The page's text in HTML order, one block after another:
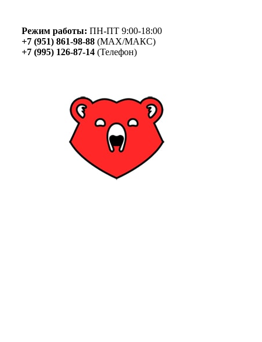
contentРежим работы: ПН-ПТ 9:00-18:00
+7 (951) 861-98-88(MAX/МАКС)
+7 (995) 126-87-14(Телефон)